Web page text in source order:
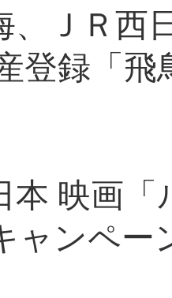
、ＪＲ西
登録「
本 映画
ャンペー